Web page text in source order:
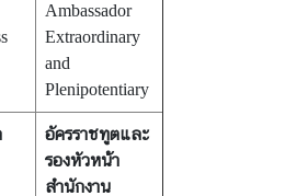
Ambassador
Extraordinary
and
Plenipotentiary
อัครราชทูตและ
รองหัวหน้า
สำนักงาน